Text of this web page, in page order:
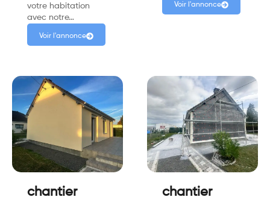
votre habitation
avec notre…
Voir l'annonce
Voir l'annonce
chantier
chantier